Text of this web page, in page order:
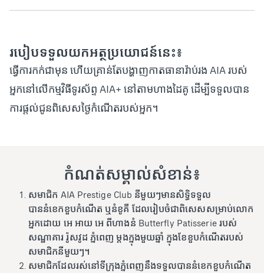
របៀបទទួលយកអត្ថប្រយោជន៍នេះ៖
ធ្វើការកក់ជាមុន ហើយគ្រាន់តែបង្ហាញកាតធានារ៉ាប់រង AIA របស់
អ្នកនៅលើកម្មវិធីទូរស័ព្ទ AIA+ នៅតាមហាងដៃគូ ដើម្បីទទួលបាន
ការផ្តល់ជូនពិសេសថ្ងៃកំណើតរបស់អ្នក។
កំណត់សម្គាល់សំខាន់៖
សមាជិក AIA Prestige Club នីមួយៗមានសិទ្ធិទទួល
បាននំខេកខួបកំណើត ឬនំខូគី ដែលរៀបចំជាពិសេសសម្រាប់លោក
អ្នកដោយ អេ អាយ អេ ពីហាងនំ Butterfly Patisserie របស់
សណ្ឋាគារ រ៉ូសវូដ ភ្នំពេញ ម្តងក្នុងមួយឆ្នាំ ក្នុងខែខួបកំណើតរបស់
សមាជិកនីមួយៗ។
សមាជិកដែលរស់នៅទីក្រុងភ្នំពេញនឹងទទួលបាននំខេកខួបកំណើត